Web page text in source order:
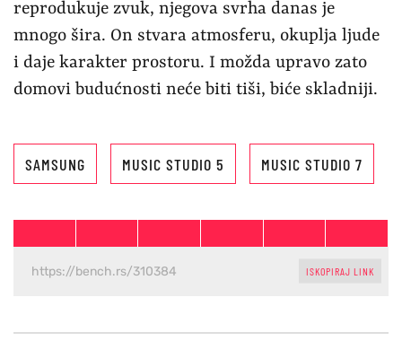
reprodukuje zvuk, njegova svrha danas je
mnogo šira. On stvara atmosferu, okuplja ljude
i daje karakter prostoru. I možda upravo zato
domovi budućnosti neće biti tiši, biće skladniji.
SAMSUNG MUSIC STUDIO 5 MUSIC STUDIO 7
ISKOPIRAJ LINK